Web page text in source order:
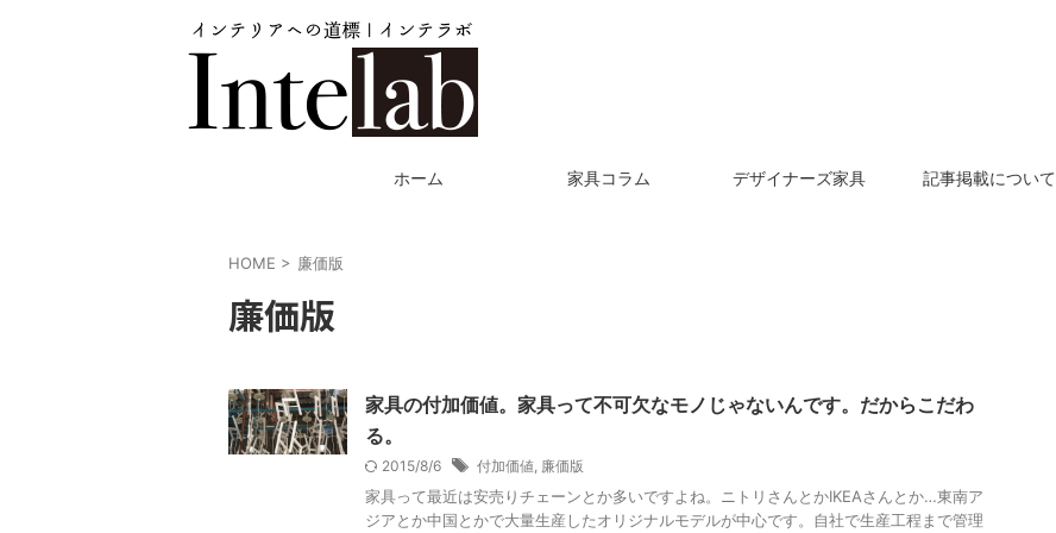
ホーム 家具コラム デザイナーズ家具 記事掲載について
HOME > 廉価版
廉価版
家具の付加価値。家具って不可欠なモノじゃないんです。だからこだわ
る。
2015/8/6 付加価値, 廉価版
家具って最近は安売りチェーンとか多いですよね。ニトリさんとかIKEAさんとか…東南ア
ジアとか中国とかで大量生産したオリジナルモデルが中心です。自社で生産工程まで管理